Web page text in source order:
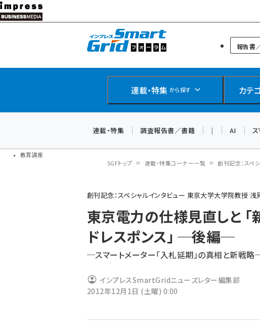
メ
イ
教育講座
スマートグリッドフ
報告書
連載・特集 から探す カテ
連載・特集 調査報告書／書籍 | AI ス
ン
く
ず
SGFトップ 連載・特集コーナー一覧 創刊記念：スペ
創刊記念：スペシャルインタビュー 東京大学大学院教授 浅
東京電力の仕様見直しと 「
ドレスポンス」 ─後編─
─スマートメーター「入札延期」の真相と新戦
インプレスSmartGridニューズレター編集部
2012年12月1日 (土曜) 0:00